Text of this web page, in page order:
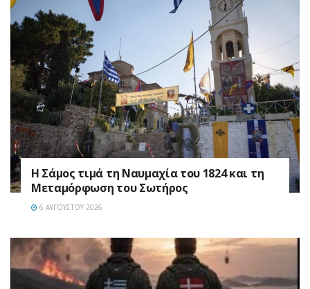
Η Σάμος τιμά τη Ναυμαχία του 1824 και τη
Μεταμόρφωση του Σωτήρος
6 ΑΥΓΟΎΣΤΟΥ 2026